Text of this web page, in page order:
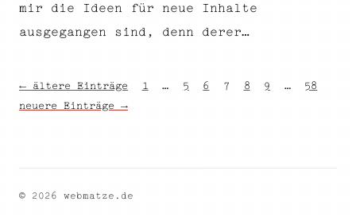
mir die Ideen für neue Inhalte
ausgegangen sind, denn derer…
← ältere Einträge … 5 6 7 8 9 … 58
neuere Einträge →
© 2026 webmatze.de